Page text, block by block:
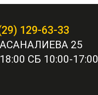
129-63-33
25
СБ 10:00-17:00